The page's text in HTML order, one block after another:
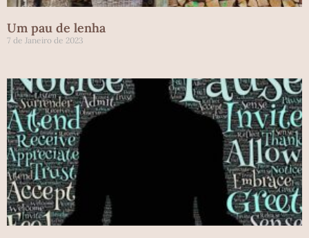
Um pau de lenha
7 de Janeiro de 2023